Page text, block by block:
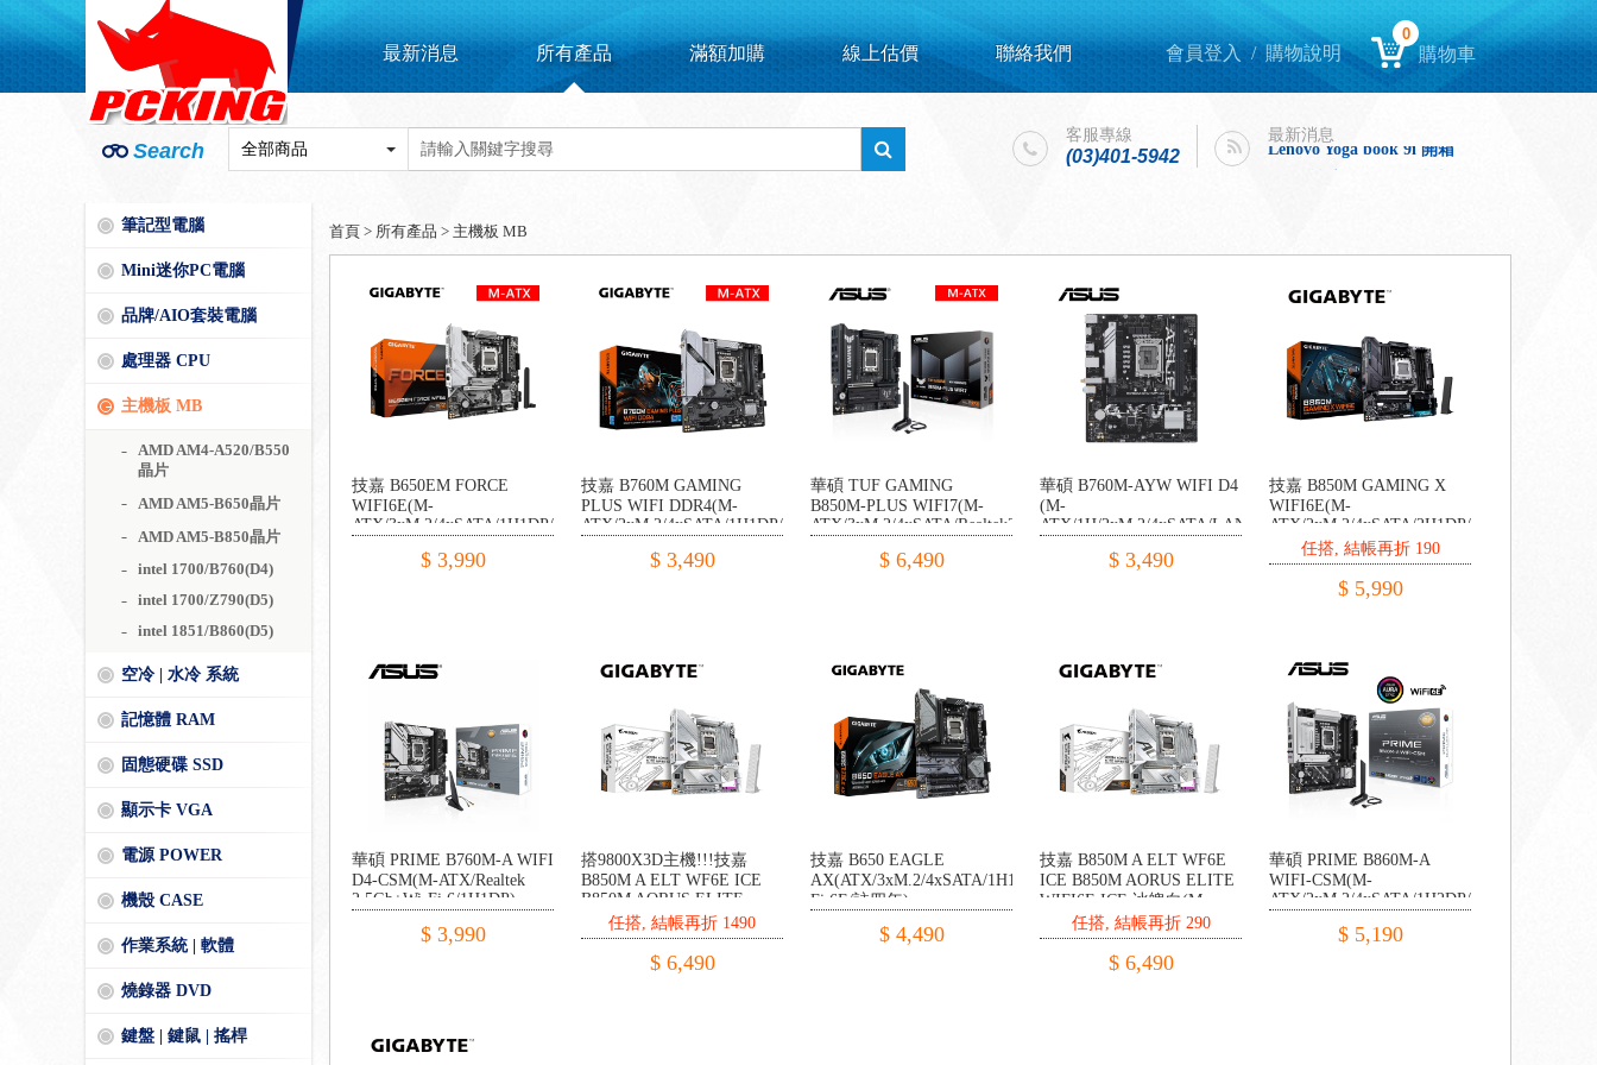
最新消息 所有產品 滿額加購 線上估價 聯絡我們 會員登入 /購物說明
0
購物車
Search
客服專線
(03)401-5942
最新消息
Lenovo Yoga book 9i 開箱
Lenovo Yoga book 9i 開箱
intel購機迎春，好運龍來！
筆記型電腦
Mini迷你PC電腦
品牌/AIO套裝電腦
處理器 CPU
主機板 MB
AMD AM4-A520/B550
晶片
AMD AM5-B650晶片
AMD AM5-B850晶片
intel 1700/B760(D4)
intel 1700/Z790(D5)
intel 1851/B860(D5)
空冷 | 水冷 系統
記憶體 RAM
固態硬碟 SSD
顯示卡 VGA
電源 POWER
機殼 CASE
作業系統 | 軟體
燒錄器 DVD
鍵盤 | 鍵鼠 | 搖桿
首頁 > 所有產品 > 主機板 MB
技嘉 B650EM FORCE
WIFI6E(M-
ATX/3xM.2/4xSATA/1H1DP/LAN
$ 3,990
技嘉 B760M GAMING
PLUS WIFI DDR4(M-
ATX/2xM.2/4xSATA/1H1DP/LAN
$ 3,490
華碩 TUF GAMING
B850M-PLUS WIFI7(M-
ATX/3xM.2/4xSATA/Realtek2.5G/Wi-
$ 6,490
華碩 B760M-AYW WIFI D4
(M-
ATX/1H/2xM.2/4xSATA/LAN
$ 3,490
技嘉 B850M GAMING X
WIFI6E(M-
ATX/2xM.2/4xSATA/2H1DP/LAN2.5+Wi-
Fi 6E/註五年)
任搭, 結帳再折 190
$ 5,990
華碩 PRIME B760M-A WIFI
D4-CSM(M-ATX/Realtek
2.5Gb+Wi-Fi 6/1H1DP)
$ 3,990
搭9800X3D主機!!!技嘉
B850M A ELT WF6E ICE
B850M AORUS ELITE
WIFI6E ICE 冰魄白(M-
ATX/Realtek 2.5G/Wi-Fi 6E/
任搭, 結帳再折 1490
$ 6,490
技嘉 B650 EAGLE
AX(ATX/3xM.2/4xSATA/1H1DP/Wi-
Fi 6E/註四年)
$ 4,490
技嘉 B850M A ELT WF6E
ICE B850M AORUS ELITE
WIFI6E ICE 冰魄白(M-
ATX/Realtek 2.5G/Wi-Fi 6E/
註五年)
任搭, 結帳再折 290
$ 6,490
華碩 PRIME B860M-A
WIFI-CSM(M-
ATX/2xM.2/4xSATA/1H2DP/Realtek
$ 5,190